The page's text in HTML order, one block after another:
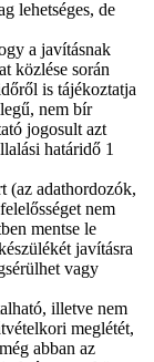
lehetséges, de
a javításnak
közlése során
is tájékoztatja
nem bír
jogosult azt
határidő 1
(az adathordozók,
nem
mentse le
javításra
vagy
illetve nem
meglétét,
abban az